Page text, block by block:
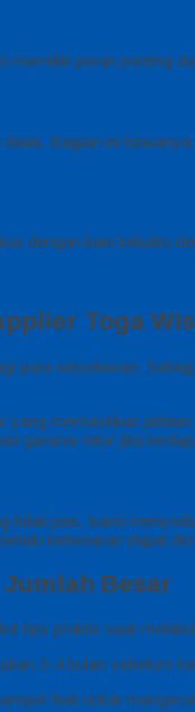
memiliki peran penting
Bagian ini
dengan kain beludru
Toga
para wisudawan.
memastikan
garansi retur jika
tidak pas. Kami
kebesaran dapat
Besar
tips praktis saat
3-4 bulan sebelum
fisik untuk